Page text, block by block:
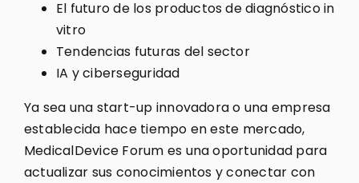
El futuro de los productos de diagnóstico in
vitro
Tendencias futuras del sector
IA y ciberseguridad
Ya sea una start-up innovadora o una empresa
establecida hace tiempo en este mercado,
MedicalDevice Forum es una oportunidad para
actualizar sus conocimientos y conectar con